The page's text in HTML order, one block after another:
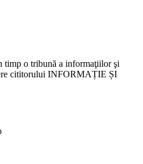
timp o tribună a informaţiilor şi
cititorului INFORMAȚIE ȘI